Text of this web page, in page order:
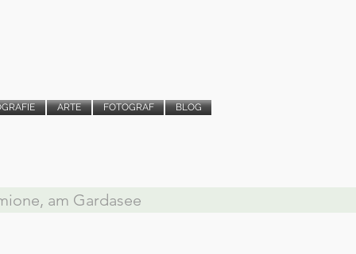
am Gardasee
ARTE FOTOGRAF BLOG